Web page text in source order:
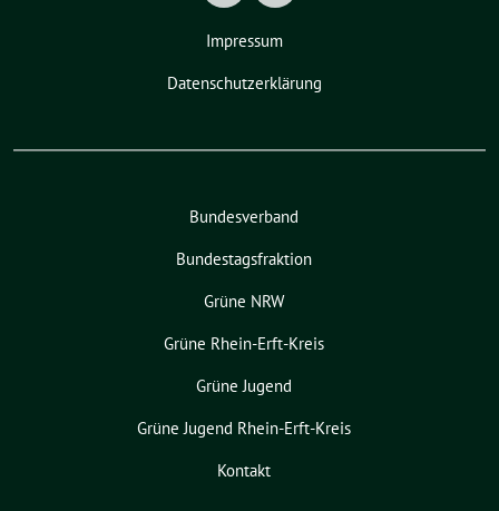
Impressum
Datenschutzerklärung
Bundesverband
Bundestagsfraktion
Grüne NRW
Grüne Rhein-Erft-Kreis
Grüne Jugend
Grüne Jugend Rhein-Erft-Kreis
Kontakt